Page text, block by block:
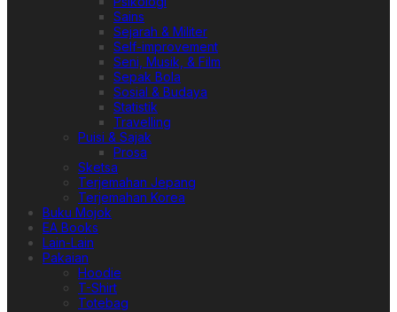
Sains
Sejarah & Militer
Self-improvement
Seni, Musik, & Film
Sepak Bola
Sosial & Budaya
Statistik
Travelling
Puisi & Sajak
Prosa
Sketsa
Terjemahan Jepang
Terjemahan Korea
Buku Mojok
EA Books
Lain-Lain
Pakaian
Hoodie
T-Shirt
Totebag